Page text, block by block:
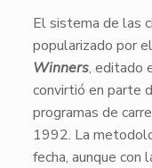
El sistema de las
popularizado por
Winners, editado
convirtió en parte
programas de
1992. La
fecha, aunque con